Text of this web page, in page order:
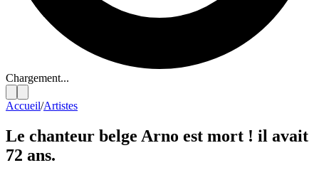
Chargement...
Accueil/Artistes
Le chanteur belge Arno est mort ! il avait
72 ans.